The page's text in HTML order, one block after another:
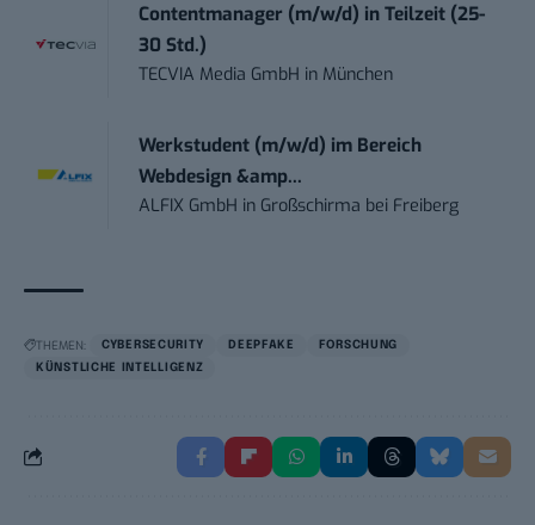
Contentmanager (m/w/d) in Teilzeit (25-
30 Std.)
TECVIA Media GmbH in München
Werkstudent (m/w/d) im Bereich
Webdesign &amp...
ALFIX GmbH in Großschirma bei Freiberg
THEMEN: CYBERSECURITY DEEPFAKE
FORSCHUNG
KÜNSTLICHE INTELLIGENZ